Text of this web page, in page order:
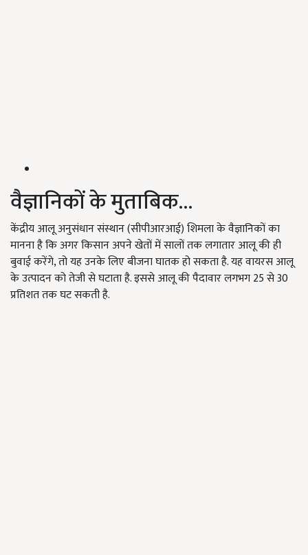
वैज्ञानिकों के मुताबिक...
केंद्रीय आलू अनुसंधान संस्थान (सीपीआरआई) शिमला के वैज्ञानिकों का
मानना है कि अगर किसान अपने खेतों में सालों तक लगातार आलू की ही
बुवाई करेंगे, तो यह उनके लिए बीजना घातक हो सकता है. यह वायरस आलू
के उत्पादन को तेजी से घटाता है. इससे आलू की पैदावार लगभग 25 से 30
प्रतिशत तक घट सकती है.